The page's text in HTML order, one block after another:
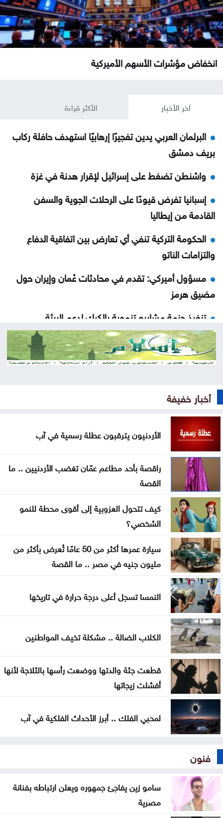
انخفاض مؤشرات الأسهم الأميركية
آخر الأخبار الأكثر قراءة
البرلمان العربي يدين تفجيرًا إرهابيًا استهدف حافلة ركاب
بريف دمشق
واشنطن تضغط على إسرائيل لإقرار هدنة في غزة
إسبانيا تفرض قيودًا على الرحلات الجوية والسفن
القادمة من إيطاليا
الحكومة التركية تنفي أي تعارض بين اتفاقية الدفاع
والتزامات الناتو
مسؤول أميركي: تقدم في محادثات عُمان وإيران حول
مضيق هرمز
تنفيذ حزمة مشاريع تنموية بالكرك لدعم البيئة
الاستثمارية
انطلاق منافسات بطولة الحسن الدولية العاشرة
مجلس الشيوخ الأميركي يتبنى عقوبات جديدة على
الحوثيون يتبنون هجومًا على معسكر للقوات الحكومية
في مأرب
عقوبات أميركية تستهدف منصات عملات رقمية
مرتبطة بتمويل الحرس الثوري
البناء الوطني: المباني غير المعزولة تزيد استهلاك الكهرباء
في موجات الحر
انطلاق رحلات برنامج أردننا جنة في الكرك
عون: تقدم إيجابي في مفاوضات روما حول الحدود
والأسرى
سامو زين يفاجئ جمهوره ويعلن ارتباطه بفنانة مصرية
أوبن إيه آي تتيح محادثات غير محدودة لمستخدمي
ChatGPT المجانيين
أخبار خفيفة
الأردنيون يترقبون عطلة رسمية في آب
راقصة بأحد مطاعم عمّان تغضب الأردنيين .. ما
القصة
كيف تتحول العزوبية إلى أقوى محطة للنمو
الشخصي؟
سيارة عمرها أكثر من 50 عامًا تُعرض بأكثر من
مليون جنيه في مصر .. ما القصة
النمسا تسجل أعلى درجة حرارة في تاريخها
الكلاب الضالة .. مشكلة تخيف المواطنين
قطعت جثة والدتها ووضعت رأسها بالثلاجة لأنها
أفشلت زيجاتها
لمحبي الفلك .. أبرز الأحداث الفلكية في آب
فنون
سامو زين يفاجئ جمهوره ويعلن ارتباطه بفنانة
مصرية